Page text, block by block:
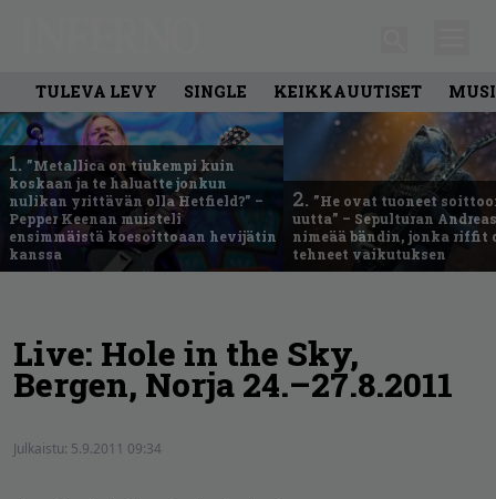
TULEVA LEVY SINGLE KEIKKAUUTISET
1. ”Metallica on tiukempi kuin
koskaan ja te haluatte jonkun
nulikan yrittävän olla Hetfield?” –
Pepper Keenan muisteli
ensimmäistä koesoittoaan hevijätin
kanssa
2. ”He ovat tuoneet
uutta” – Sepulturan
nimeää bändin, jonka riffit
tehneet vaikutuksen
Live: Hole in the Sky,
Bergen, Norja 24.–27.8.2011
Julkaistu: 5.9.2011 09:34